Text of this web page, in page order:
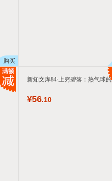
购买
新知文库84·上穷碧落：热气球
¥56.10